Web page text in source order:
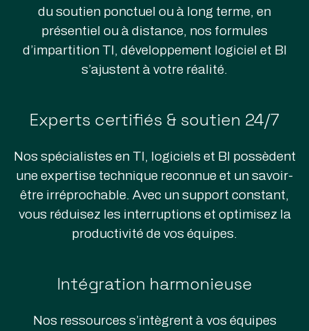
du soutien ponctuel ou à long terme, en
présentiel ou à distance, nos formules
d’impartition TI, développement logiciel et BI
s’ajustent à votre réalité.
Experts certifiés & soutien 24/7
Nos spécialistes en TI, logiciels et BI possèdent
une expertise technique reconnue et un savoir-
être irréprochable. Avec un support constant,
vous réduisez les interruptions et optimisez la
productivité de vos équipes.
Intégration harmonieuse
Nos ressources s’intègrent à vos équipes